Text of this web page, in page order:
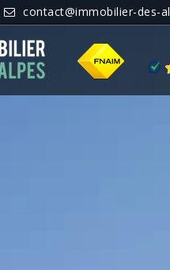
contact@immobilier-des-